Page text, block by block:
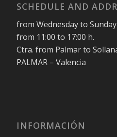
SCHEDULE AND
from Wednesday to Sunday
from 11:00 to 17:00 h.
Ctra. from Palmar to
PALMAR – Valencia
INFORMACIÓN